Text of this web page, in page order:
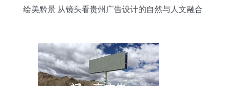
绘美黔景 从镜头看贵州广告设计的自然与人文融合